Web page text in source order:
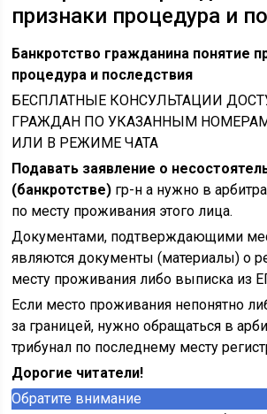
признаки процедура и
Банкротство гражданина понятие
процедура и последствия
БЕСПЛАТНЫЕ КОНСУЛЬТАЦИИ
ГРАЖДАН ПО УКАЗАННЫМ
ИЛИ В РЕЖИМЕ ЧАТА
Подавать заявление о
(банкротстве) гр-н а нужно в
по месту проживания этого лица.
Документами, подтверждающими
являются документы (материалы) о
месту проживания либо выписка из
Если место проживания непонятно
за границей, нужно обращаться в
трибунал по последнему месту
Дорогие читатели!
Обратите внимание